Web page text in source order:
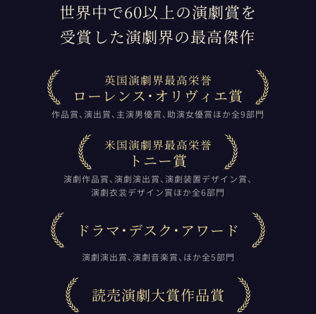
世界中で60以上の演劇賞を
受賞した演劇界の最高傑作
英国演劇界最高栄誉
ローレンス・オリヴィエ賞
作品賞、演出賞、主演男優賞、助演女優賞ほか全9部門
米国演劇界最高栄誉
トニー賞
演劇作品賞、演劇演出賞、演劇装置デザイン賞、
演劇衣裳デザイン賞ほか全6部門
ドラマ・デスク・アワード
演劇演出賞、演劇音楽賞、ほか全5部門
読売演劇大賞作品賞